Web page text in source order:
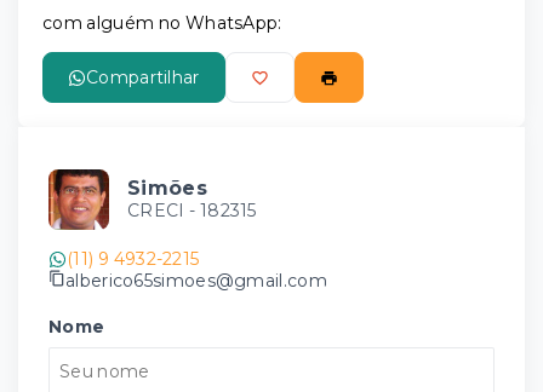
com alguém no WhatsApp:
Compartilhar
Simões
CRECI - 182315
(11) 9 4932-2215
alberico65simoes@gmail.com
Nome